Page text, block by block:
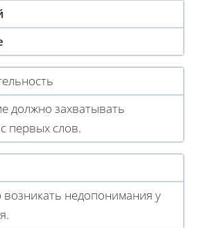
должно захватывать
первых слов.
недопонимания у